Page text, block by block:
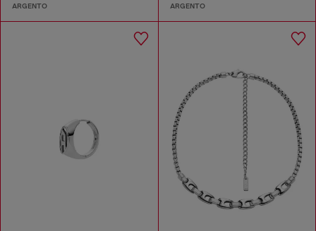
ARGENTO ARGENTO